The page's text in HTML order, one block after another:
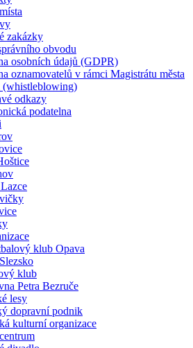
zakázky
obvodu
osobních údajů (GDPR)
oznamovatelů v rámci Magistrátu města
(whistleblowing)
odkazy
podatelna
klub Opava
klub
Petra Bezruče
lesy
dopravní podnik
kulturní organizace